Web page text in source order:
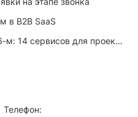
в B2B SaaS
Лучшие таск-трекеры в 2026-м: 14 сервисов для проектов и личных задач
Телефон: